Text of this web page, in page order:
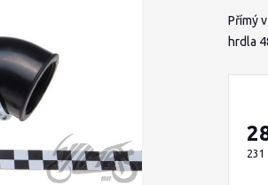
Přímý
hrdla
231